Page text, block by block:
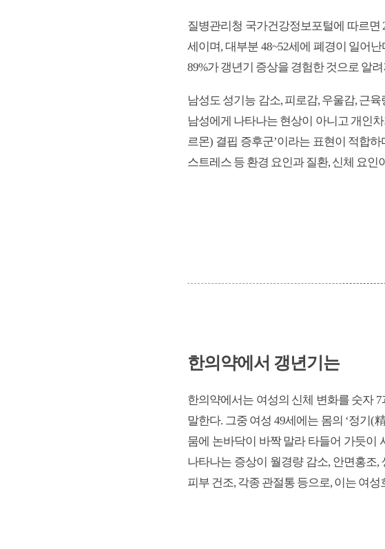
질병관리청 국가건강정보포털에 따르면
세이며, 대부분 48~52세에 폐경이 일어
89%가 갱년기 증상을 경험한 것으로 알
남성도 성기능 감소, 피로감, 우울감, 근
남성에게 나타나는 현상이 아니고 개인
르몬) 결핍 증후군’이라는 표현이 적합
스트레스 등 환경 요인과 질환, 신체 요
한의약에서 갱년기는
한의약에서는 여성의 신체 변화를 숫자
말한다. 그중 여성 49세에는 몸의 ‘정기
뭄에 논바닥이 바짝 말라 타들어 가듯이
나타나는 증상이 월경량 감소, 안면홍조,
피부 건조, 각종 관절통 등으로, 이는 여